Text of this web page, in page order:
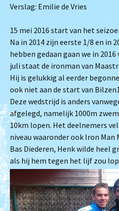
Verslag: Emilie de Vries
15 mei 2016 start van het
Na in 2014 zijn eerste 1/8 en in
hebben gedaan gaan we in
juli staat de ironman van
Hij is gelukkig al eerder
ook niet aan de start van
Deze wedstrijd is anders
afgelegd, namelijk 1000m
10km lopen. Het deelnemers
niveau waaronder ook Iron
Bas Diederen, Henk wilde heel
als hij hem tegen het lijf zou